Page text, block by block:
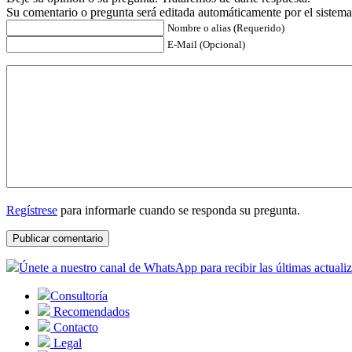
Su comentario o pregunta será editada automáticamente por el
Nombre o alias (Requerido)
E-Mail (Opcional)
Regístrese para informarle cuando se responda su pregunta.
Únete a nuestro canal de WhatsApp para recibir las últimas
Consultoría
Recomendados
Contacto
Legal